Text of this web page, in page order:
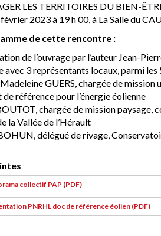
LES TERRITOIRES DU BIEN-
2023 à 19 h 00, à La Salle du
de cette rencontre :
de l’ouvrage par l’auteur Jean-
avec 3 représentants locaux, parmi les
GUERS, chargée de
référence pour l’énergie éolienne
chargée de mission paysage,
la Vallée de l’Hérault
délégué de rivage,
collectif PAP (PDF)
PNRHL doc de référence éolien (PDF)